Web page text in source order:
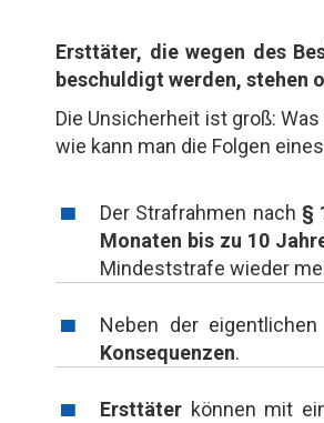
Ersttäter, die wegen des
beschuldigt werden, stehen
Die Unsicherheit ist groß:
wie kann man die Folgen
Der Strafrahmen nach §
Monaten bis zu 10
Mindeststrafe wieder
Neben der
Konsequenzen.
Ersttäter können mit